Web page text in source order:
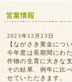
2025年12月23日
【ながさき黄金につい
今年度は長期間にわ
作物の生育に大きな
その結果、例年に比
せていただきます。